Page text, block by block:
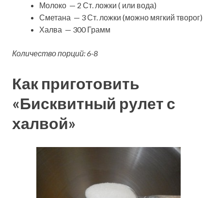
Молоко — 2 Ст. ложки ( или вода)
Сметана — 3 Ст. ложки (можно мягкий творог)
Халва — 300 Грамм
Количество порций: 6-8
Как приготовить
«Бисквитный рулет с
халвой»